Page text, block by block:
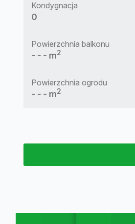
Kondygnacja
0
Powierzchnia balkonu
- - - m2
Powierzchnia ogrodu
- - - m2